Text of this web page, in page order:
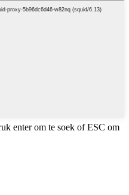
enter om te soek of ESC om